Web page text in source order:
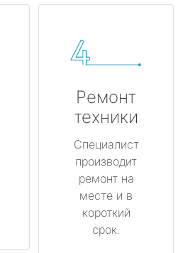
Ремонт
техники
Специалист
производит
ремонт на
месте и в
короткий
срок.